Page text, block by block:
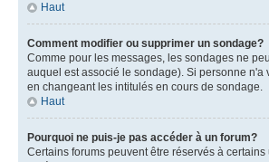
Haut
Comment modifier ou supprimer un sondage?
Comme pour les messages, les sondages ne
auquel est associé le sondage). Si personne
en changeant les intitulés en cours de sondage.
Haut
Pourquoi ne puis-je pas accéder à un forum?
Certains forums peuvent être réservés à